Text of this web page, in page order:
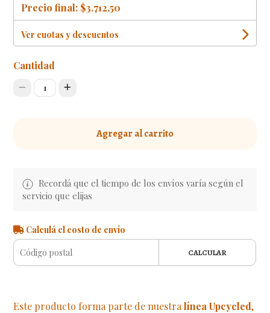
Precio final: $3.712,50
Ver cuotas y descuentos
Cantidad
1
Agregar al carrito
Recordá que el tiempo de los envíos varía según el
servicio que elijas
Calculá el costo de envío
CALCULAR
Este producto forma parte de nuestralínea Upcycled,